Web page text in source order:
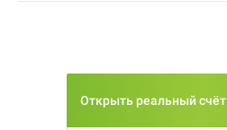
Открыть реальный счёт